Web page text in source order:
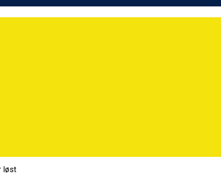
løst